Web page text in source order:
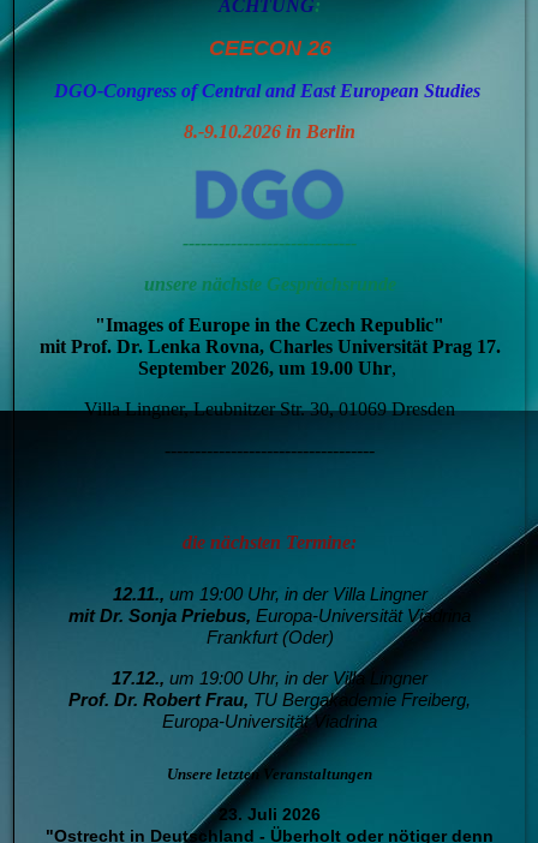
ACHTUNG:
CEECON 26
DGO-Congress of Central and East European Studies
8.-9.10.2026 in Berlin
-----------------------------
unsere nächste Gesprächsrunde
"Images of Europe in the Czech Republic"
mit Prof. Dr. Lenka Rovna, Charles Universität Prag 17.
September 2026, um 19.00 Uhr,
Villa Lingner, Leubnitzer Str. 30, 01069 Dresden
-----------------------------------
die nächsten Termine:
12.11., um 19:00 Uhr, in der Villa Lingner
mit Dr. Sonja Priebus, Europa-Universität Viadrina
Frankfurt (Oder)
17.12., um 19:00 Uhr, in der Villa Lingner
Prof. Dr. Robert Frau, TU Bergakademie Freiberg,
Europa-Universität Viadrina
Unsere letzten Veranstaltungen
23. Juli 2026
"Ostrecht in Deutschland - Überholt oder nötiger denn